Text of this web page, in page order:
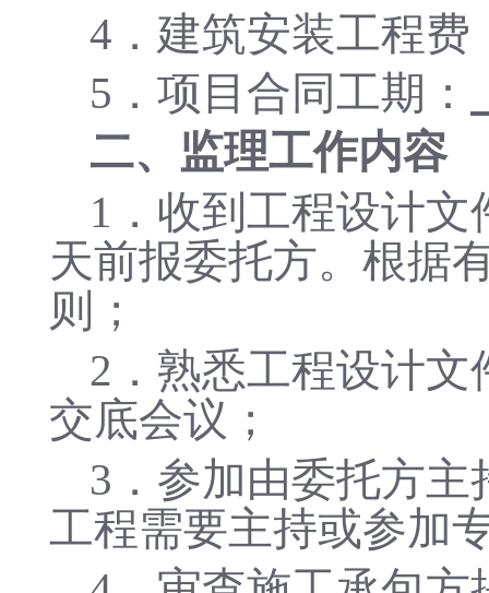
4．建筑安装工程费
5．项目合同工期：
二、监理工作内容
1．收到工程设计
天前报委托方。根据
则；
2．熟悉工程设计
交底会议；
3．参加由委托方
工程需要主持或参加